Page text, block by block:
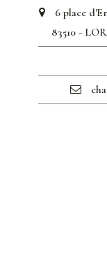
6 place
83510 -